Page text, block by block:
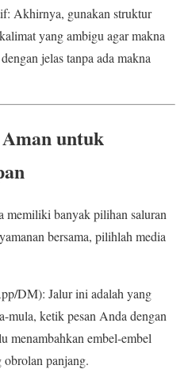
Akhirnya, gunakan struktur
yang ambigu agar makna
jelas tanpa ada makna
untuk
memiliki banyak pilihan saluran
bersama, pilihlah media
DM): Jalur ini adalah yang
mula, ketik pesan Anda dengan
menambahkan embel-embel
obrolan panjang.